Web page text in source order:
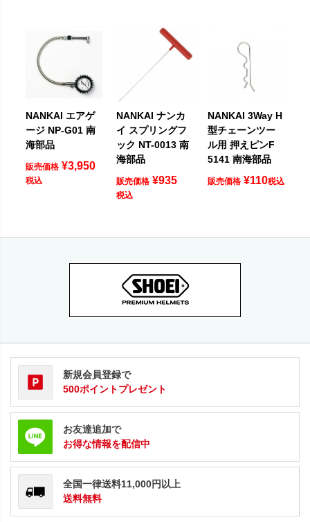
NANKAI エアゲ
ージ NP-G01 南
海部品
販売価格 ¥3,950
税込
NANKAI ナンカ
イ スプリングフ
ック NT-0013 南
海部品
販売価格 ¥935
税込
NANKAI 3Way H
型チェーンツー
ル用 押えピンF
5141 南海部品
販売価格 ¥110税込
新規会員登録で
500ポイントプレゼント
お友達追加で
お得な情報を配信中
全国一律送料11,000円以上
送料無料